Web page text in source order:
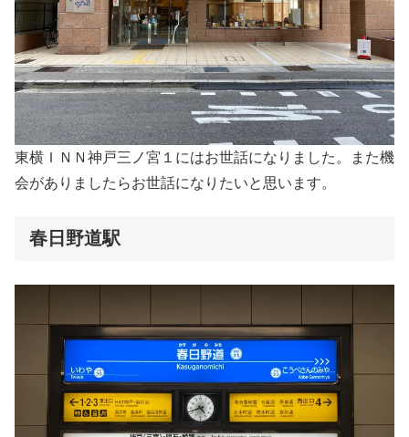
東横ＩＮＮ神戸三ノ宮１にはお世話になりました。また機
会がありましたらお世話になりたいと思います。
春日野道駅